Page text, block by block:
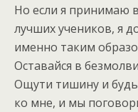
Но если я принимаю
лучших учеников, я
именно таким
Оставайся в
Ощути тишину и
ко мне, и мы